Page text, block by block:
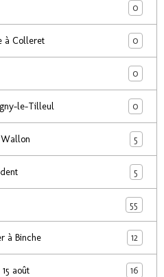
0
à Colleret 0
0
le-Tilleul 0
Wallon 5
5
55
à Binche 12
août 16